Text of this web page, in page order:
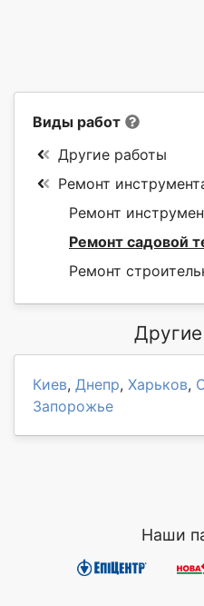
Виды работ
Другие работы
Ремонт
Ремонт
Ремонт садовой
Ремонт
Киев, Днепр, Харьков,
Запорожье
Наши